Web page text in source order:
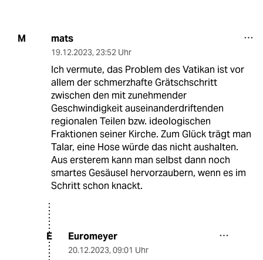
M mats
19.12.2023, 23:52 Uhr
Ich vermute, das Problem des Vatikan ist vor
allem der schmerzhafte Grätschschritt
zwischen den mit zunehmender
Geschwindigkeit auseinanderdriftenden
regionalen Teilen bzw. ideologischen
Fraktionen seiner Kirche. Zum Glück trägt man
Talar, eine Hose würde das nicht aushalten.
Aus ersterem kann man selbst dann noch
smartes Gesäusel hervorzaubern, wenn es im
Schritt schon knackt.
E Euromeyer
20.12.2023, 09:01 Uhr